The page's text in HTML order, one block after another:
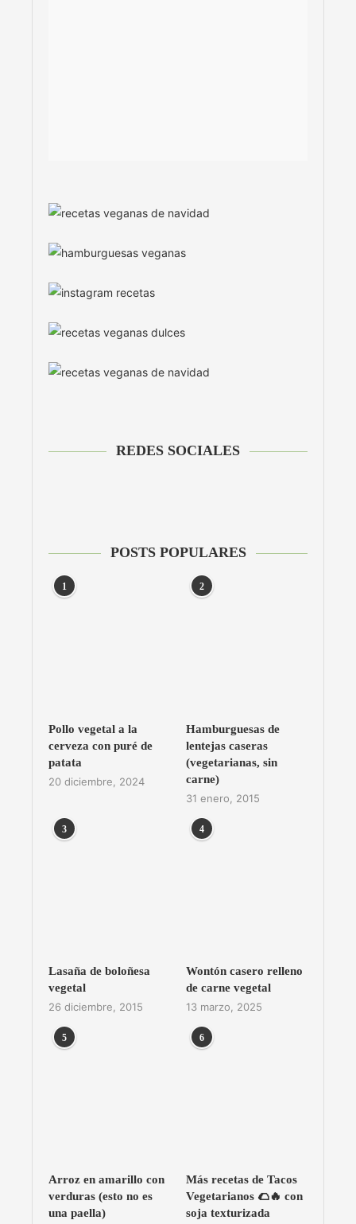
REDES SOCIALES
POSTS POPULARES
1
Pollo vegetal a la
cerveza con puré de
patata
20 diciembre, 2024
2
Hamburguesas de
lentejas caseras
(vegetarianas, sin
carne)
31 enero, 2015
3
Lasaña de boloñesa
vegetal
26 diciembre, 2015
4
Wontón casero relleno
de carne vegetal
13 marzo, 2025
5
Arroz en amarillo con
verduras (esto no es
una paella)
6
Más recetas de Tacos
Vegetarianos 🌮🔥 con
soja texturizada